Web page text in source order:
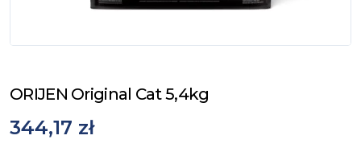
ORIJEN Original Cat 5,4kg
344,17 zł